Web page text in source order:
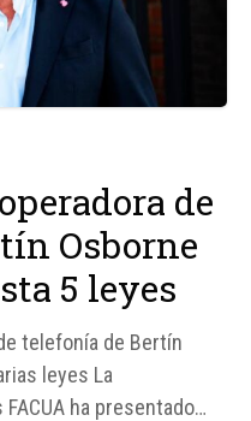
de
Osborne
5 leyes
telefonía de Bertín
leyes La
ha presentado